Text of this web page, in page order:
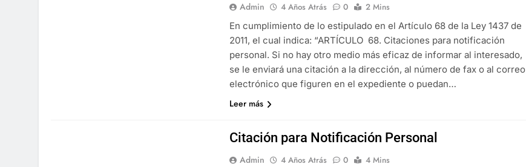
Admin 4 Años Atrás 0
2 Mins
En cumplimiento de lo estipulado en el Artículo 68 de la Ley 1437 de
2011, el cual indica: “ARTÍCULO 68. Citaciones para notificación
personal. Si no hay otro medio más eficaz de informar al interesado,
se le enviará una citación a la dirección, al número de fax o al correo
electrónico que figuren en el expediente o puedan…
Leer más
Citación para Notificación Personal
Admin 4 Años Atrás 0
4 Mins